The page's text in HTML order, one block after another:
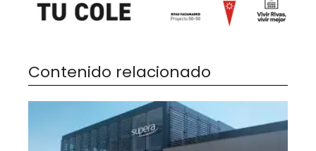
Contenido relacionado